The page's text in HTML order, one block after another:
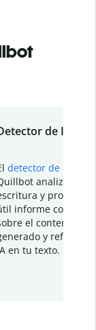
de IA
detector de IA
analiza tu
y
informe con
el contenido
y refinado
en tu texto.